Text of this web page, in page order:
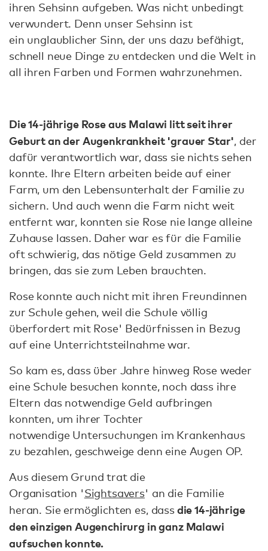
ihren Sehsinn aufgeben. Was nicht unbedingt
verwundert. Denn unser Sehsinn ist
ein unglaublicher Sinn, der uns dazu befähigt,
schnell neue Dinge zu entdecken und die Welt in
all ihren Farben und Formen wahrzunehmen.
Die 14-jährige Rose aus Malawi litt seit ihrer
Geburt an der Augenkrankheit 'grauer Star', der
dafür verantwortlich war, dass sie nichts sehen
konnte. Ihre Eltern arbeiten beide auf einer
Farm, um den Lebensunterhalt der Familie zu
sichern. Und auch wenn die Farm nicht weit
entfernt war, konnten sie Rose nie lange alleine
Zuhause lassen. Daher war es für die Familie
oft schwierig, das nötige Geld zusammen zu
bringen, das sie zum Leben brauchten.
Rose konnte auch nicht mit ihren Freundinnen
zur Schule gehen, weil die Schule völlig
überfordert mit Rose' Bedürfnissen in Bezug
auf eine Unterrichtsteilnahme war.
So kam es, dass über Jahre hinweg Rose weder
eine Schule besuchen konnte, noch dass ihre
Eltern das notwendige Geld aufbringen
konnten, um ihrer Tochter
notwendige Untersuchungen im Krankenhaus
zu bezahlen, geschweige denn eine Augen OP.
Aus diesem Grund trat die
Organisation 'Sightsavers' an die Familie
heran. Sie ermöglichten es, dassdie 14-jährige
den einzigen Augenchirurg in ganz Malawi
aufsuchen konnte.